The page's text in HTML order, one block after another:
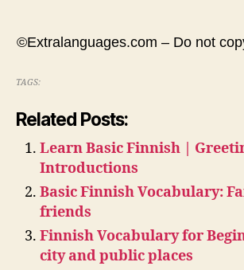
©Extralanguages.com – Do not
TAGS:
Related Posts:
Learn Basic Finnish |
Introductions
Basic Finnish Vocabulary:
friends
Finnish Vocabulary for
city and public places